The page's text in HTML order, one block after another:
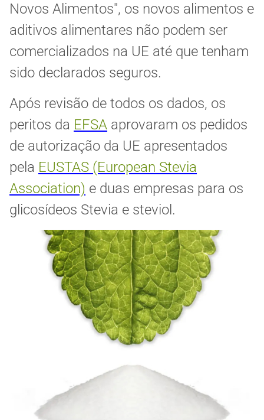
Novos Alimentos", os novos alimentos e
aditivos alimentares não podem ser
comercializados na UE até que tenham
sido declarados seguros.
Após revisão de todos os dados, os
peritos da EFSA aprovaram os pedidos
de autorização da UE apresentados
pela EUSTAS (European Stevia
Association) e duas empresas para os
glicosídeos Stevia e steviol.